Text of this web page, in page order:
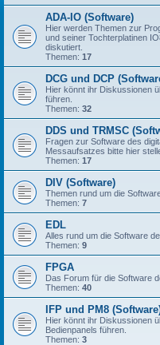
ADA-IO (Software)
Hier werden Themen zur
und seiner Tochterplatinen
diskutiert.
Themen: 17
DCG und DCP
Hier könnt ihr Diskussionen
führen.
Themen: 32
DDS und TRMSC
Fragen zur Software des
Messaufsatzes bitte hier
Themen: 17
DIV (Software)
Themen rund um die
Themen: 7
EDL
Alles rund um die Software
Themen: 9
FPGA
Das Forum für die Software
Themen: 40
IFP und PM8
Hier könnt ihr Diskussionen
Bedienpanels führen.
Themen: 3